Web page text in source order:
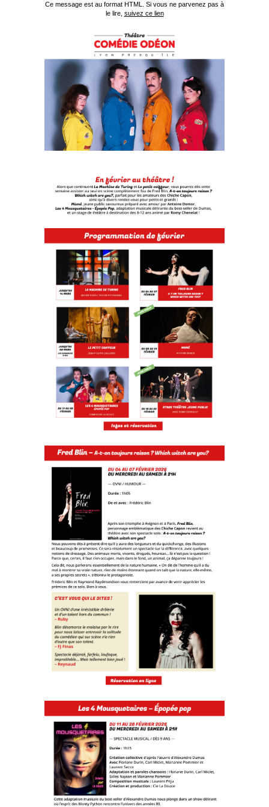
Ce message est au format HTML. Si vous ne parvenez pas à
le lire, suivez ce lien